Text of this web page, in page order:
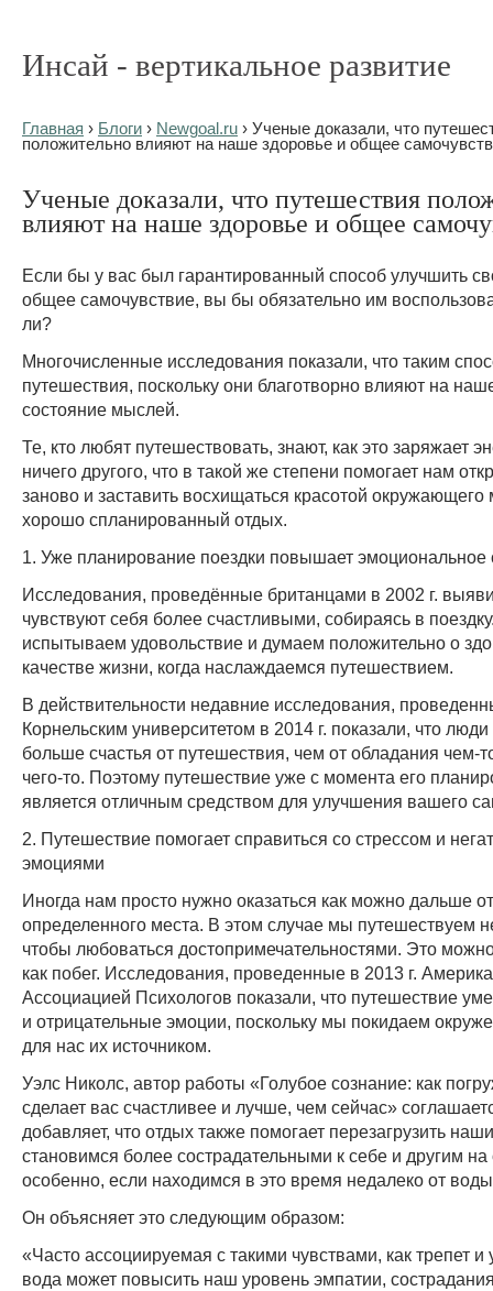
Инсай - вертикальное развитие
Главная › Блоги › Newgoal.ru › Ученые доказали, что
положительно влияют на наше здоровье и общее
Ученые доказали, что путешествия
влияют на наше здоровье и общее
Если бы у вас был гарантированный способ улучшить
общее самочувствие, вы бы обязательно им
ли?
Многочисленные исследования показали, что таким
путешествия, поскольку они благотворно влияют на
состояние мыслей.
Те, кто любят путешествовать, знают, как это заряжает
ничего другого, что в такой же степени помогает нам
заново и заставить восхищаться красотой окружающего
хорошо спланированный отдых.
1. Уже планирование поездки повышает эмоциональное
Исследования, проведённые британцами в 2002 г.
чувствуют себя более счастливыми, собираясь в
испытываем удовольствие и думаем положительно о
качестве жизни, когда наслаждаемся путешествием.
В действительности недавние исследования,
Корнельским университетом в 2014 г. показали, что
больше счастья от путешествия, чем от обладания чем-
чего-то. Поэтому путешествие уже с момента его
является отличным средством для улучшения вашего
2. Путешествие помогает справиться со стрессом и
эмоциями
Иногда нам просто нужно оказаться как можно дальше от
определенного места. В этом случае мы путешествуем
чтобы любоваться достопримечательностями. Это
как побег. Исследования, проведенные в 2013 г.
Ассоциацией Психологов показали, что путешествие
и отрицательные эмоции, поскольку мы покидаем
для нас их источником.
Уэлс Николс, автор работы «Голубое сознание: как
сделает вас счастливее и лучше, чем сейчас»
добавляет, что отдых также помогает перезагрузить
становимся более сострадательными к себе и другим на
особенно, если находимся в это время недалеко от
Он объясняет это следующим образом:
«Часто ассоциируемая с такими чувствами, как трепет и
вода может повысить наш уровень эмпатии,